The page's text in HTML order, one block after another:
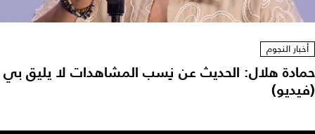
أخبار النجوم
حمادة هلال: الحديث عن نِسب المشاهدات لا يليق بي
(فيديو)